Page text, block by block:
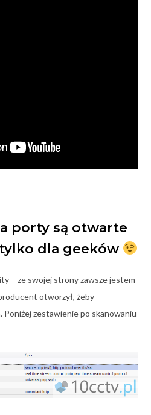
porty są otwarte
dla geeków
– ze swojej strony zawsze jestem
otworzył, żeby
Poniżej zestawienie po skanowaniu